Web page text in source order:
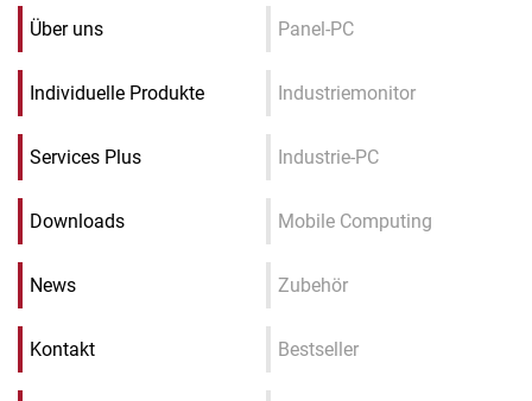
Über uns
Individuelle Produkte
Services Plus
Downloads
News
Kontakt
Panel-PC
Industriemonitor
Industrie-PC
Mobile Computing
Zubehör
Bestseller